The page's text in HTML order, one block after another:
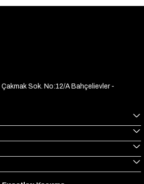
Çakmak Sok. No:12/A Bahçelievler -